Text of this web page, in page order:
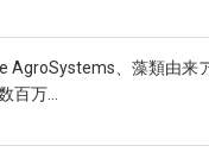
AgroSystems、藻類由来
百万...